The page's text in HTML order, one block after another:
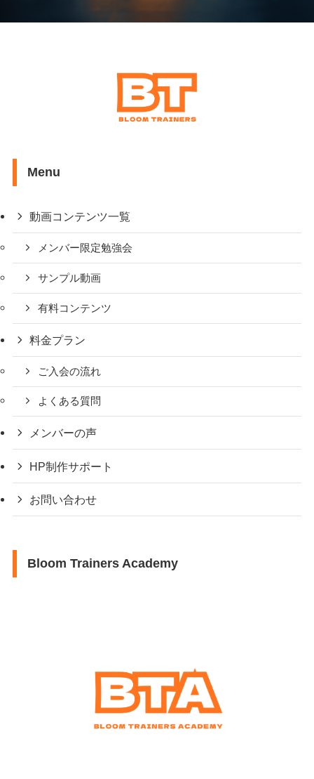
Menu
動画コンテンツ一覧
メンバー限定勉強会
サンプル動画
有料コンテンツ
料金プラン
ご入会の流れ
よくある質問
メンバーの声
HP制作サポート
お問い合わせ
Bloom Trainers Academy